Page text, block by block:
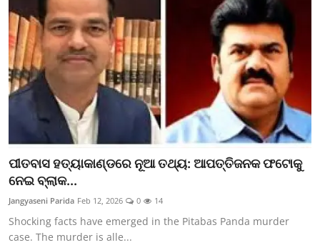
ପୀତବାସ ହତ୍ୟାକାଣ୍ଡରେ ନୂଆ ତଥ୍ୟ: ଆପତ୍ତିଜନକ ଫଟୋକୁ
ନେଇ ବ୍ଲାକ...
Jangyaseni Parida Feb 12, 2026 0 14
Shocking facts have emerged in the Pitabas Panda murder
case. The murder is alle...